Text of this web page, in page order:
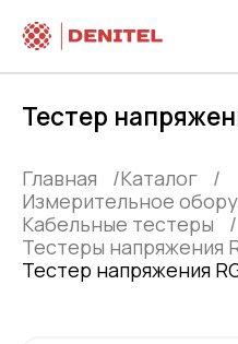
Тестер
Главная
Каталог
Измерительное
Кабельные тестеры
Тестеры напряжения
Тестер напряжения